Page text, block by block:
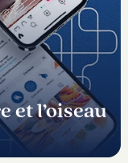
et l’oiseau